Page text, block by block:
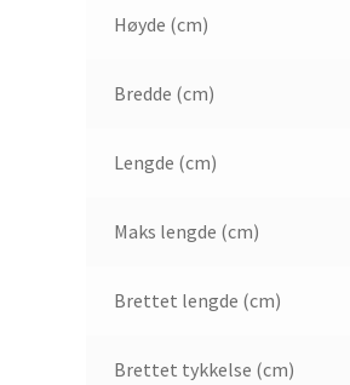
Høyde (cm)
Bredde (cm)
Lengde (cm)
Maks lengde (cm)
Brettet lengde (cm)
Brettet tykkelse (cm)